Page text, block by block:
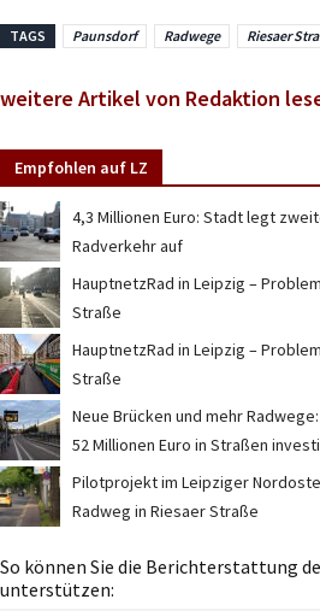
TAGS Paunsdorf Radwege Riesaer
weitere Artikel von Redaktion
Empfohlen auf LZ
4,3 Millionen Euro: Stadt legt
Radverkehr auf
HauptnetzRad in Leipzig –
Straße
HauptnetzRad in Leipzig –
Straße
Neue Brücken und mehr
52 Millionen Euro in Straßen
Pilotprojekt im Leipziger
Radweg in Riesaer Straße
So können Sie die Berichterstattung
unterstützen: